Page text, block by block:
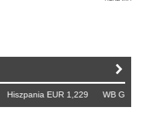
EUR 1,229 WB GBP